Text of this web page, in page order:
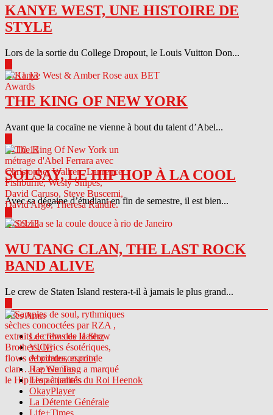
KANYE WEST, UNE HISTOIRE DE
STYLE
Lors de la sortie du College Dropout, le Louis Vuitton Don...
04.11.13
THE KING OF NEW YORK
Avant que la cocaïne ne vienne à bout du talent d’Abel...
04.10.13
SOLSAY, LE HIP HOP À LA COOL
Avec sa dégaine d’étudiant en fin de semestre, il est bien...
04.09.13
WU TANG CLAN, THE LAST ROCK
BAND ALIVE
Le crew de Staten Island restera-t-il à jamais le plus grand...
Sites Amis
Le crew des Haterz
VICE
Abcdrduson.com
Rap Genius
Les actualités du Roi Heenok
OkayPlayer
La Détente Générale